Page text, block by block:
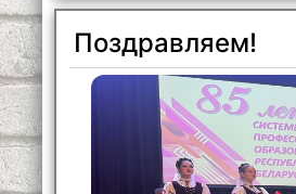
Поздравляем!